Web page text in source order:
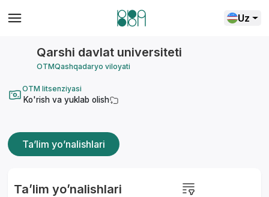
Uz
Qarshi davlat universiteti
OTMQashqadaryo viloyati
OTM litsenziyasi
Ko'rish va yuklab olish
Ta’lim yo’nalishlari
Ta’lim yo’nalishlari